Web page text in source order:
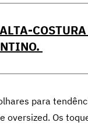
para
oversized. Os